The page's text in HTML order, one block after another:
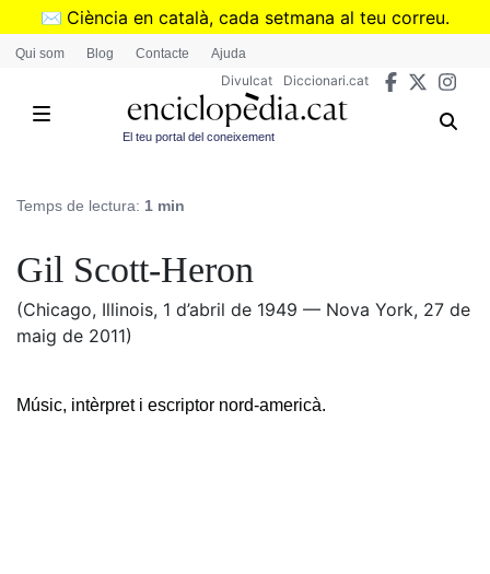
Vés
✉️ Ciència en català, cada setmana al teu correu.
➜Subscriu-te al butlletí de Divulcat
Qui som Blog Contacte Ajuda
Divulcat Diccionari.cat
El teu portal del coneixement
Temps de lectura: 1 min
Gil Scott-Heron
(Chicago, Illinois, 1 d’abril de 1949 — Nova York, 27 de
maig de 2011)
Músic, intèrpret i escriptor nord-americà.